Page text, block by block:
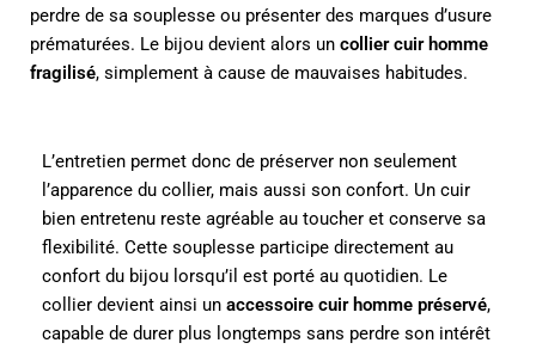
perdre de sa souplesse ou présenter des marques d’usure
prématurées. Le bijou devient alors un collier cuir homme
fragilisé, simplement à cause de mauvaises habitudes.
L’entretien permet donc de préserver non seulement
l’apparence du collier, mais aussi son confort. Un cuir
bien entretenu reste agréable au toucher et conserve sa
flexibilité. Cette souplesse participe directement au
confort du bijou lorsqu’il est porté au quotidien. Le
collier devient ainsi un accessoire cuir homme préservé,
capable de durer plus longtemps sans perdre son intérêt